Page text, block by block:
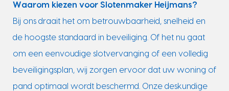
Waarom kiezen voor Slotenmaker Heijmans?
Bij ons draait het om betrouwbaarheid, snelheid en
de hoogste standaard in beveiliging. Of het nu gaat
om een eenvoudige slotvervanging of een volledig
beveiligingsplan, wij zorgen ervoor dat uw woning of
pand optimaal wordt beschermd. Onze deskundige